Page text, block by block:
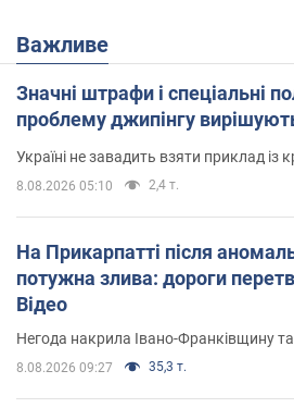
Важливе
Значні штрафи і спеціальні
проблему джипінгу
Україні не завадить взяти приклад із
8.08.2026 05:10 2,4 т.
На Прикарпатті після
потужна злива: дороги
Відео
Негода накрила Івано-Франківщину
8.08.2026 09:27 35,3 т.